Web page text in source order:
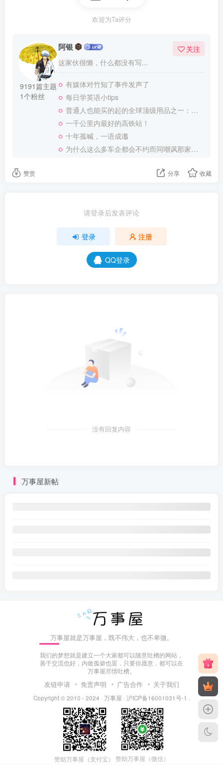
欢迎为Ta评分
9191篇主题
1个粉丝
阿银
这家伙很懒，什么都没有写...
关注
有媒体对竹知了事件发声了
每日学英语小tips
普通人也能买的起的全球顶级用品之一：WD-40润滑除锈剂！
一千公里内最好的高铁站！
十年孤喊，一语成谶
为什么这么多车企都会不约而同嘲讽那家说不得的车企？
赞赏 分享 收藏
请登录后发表评论
登录 注册
QQ登录
没有回复内容
万事屋新帖
万事屋就是万事屋，既不伟大，也不卑微。
我们的梦想就是建立一个大家都可以随意吐槽的网站，
善于交流也好，内敛孤僻也罢，只要你愿意，都可以在
万事屋尽情吐槽。
友链申请 免责声明 广告合作 关于我们
Copyright © 2010 - 2024 · 万事屋 · 沪ICP备16001031号-1
赞助万事屋（支付宝） 赞助万事屋（微信）